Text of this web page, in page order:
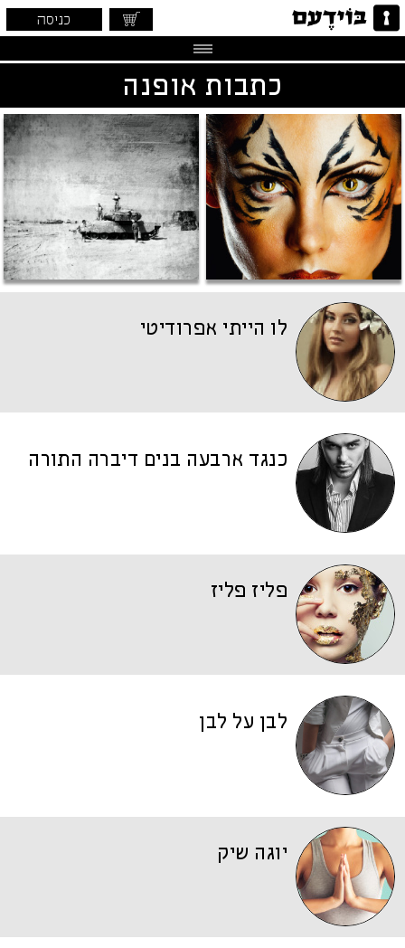
כניסה
כתבות אופנה
לו הייתי אפרודיטי
כנגד ארבעה בנים דיברה התורה
פליז פליז
לבן על לבן
יוגה שיק